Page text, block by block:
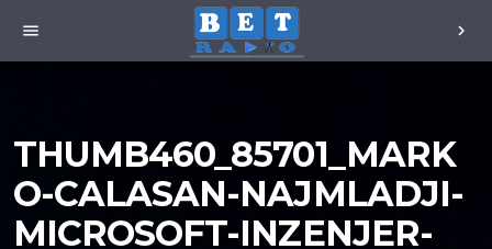
menu chevron_right
THUMB460_85701_MARK
O-CALASAN-NAJMLADJI-
MICROSOFT-INZENJER-